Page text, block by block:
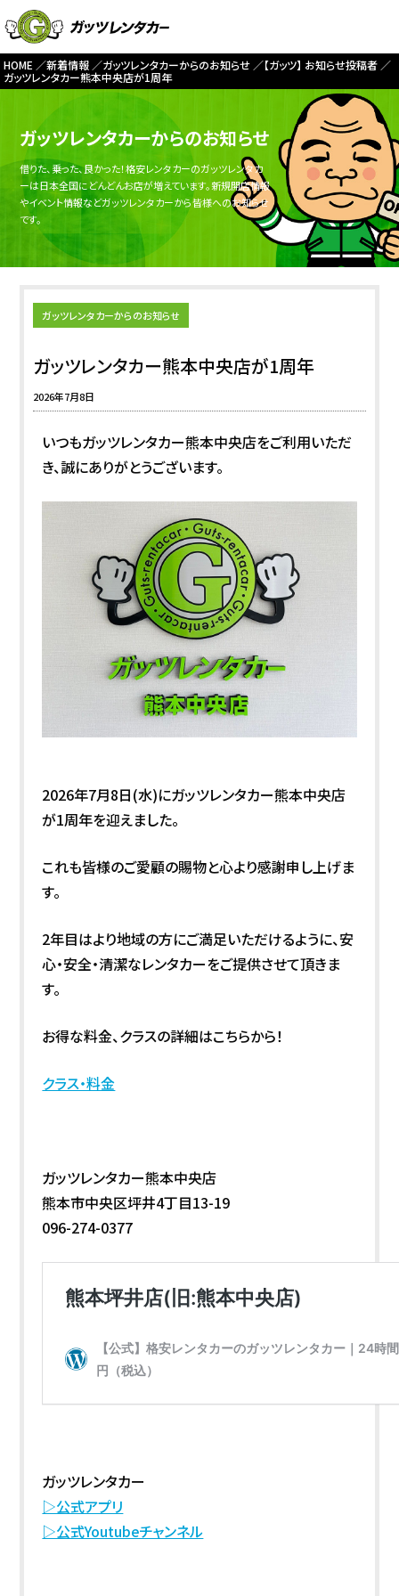
HOME 新着情報 ガッツレンタカーからのお知らせ
【ガッツ】 お知らせ投稿者
ガッツレンタカー熊本中央店が1周年
ガッツレンタカーからのお知らせ
借りた、乗った、良かった！格安レンタカーのガッツレンタカ
ーは日本全国にどんどんお店が増えています。新規開店情報
やイベント情報などガッツレンタカーから皆様へのお知らせ
です。
ガッツレンタカーからのお知らせ
ガッツレンタカー熊本中央店が1周年
2026年7月8日
いつもガッツレンタカー熊本中央店をご利用いただ
き、誠にありがとうございます。
2026年7月8日(水)にガッツレンタカー熊本中央店
が1周年を迎えました。
これも皆様のご愛顧の賜物と心より感謝申し上げま
す。
2年目はより地域の方にご満足いただけるように、安
心・安全・清潔なレンタカーをご提供させて頂きま
す。
お得な料金、クラスの詳細はこちらから！
クラス・料金
ガッツレンタカー熊本中央店
熊本市中央区坪井4丁目13-19
096-274-0377
ガッツレンタカー
▷公式アプリ
▷公式Youtubeチャンネル